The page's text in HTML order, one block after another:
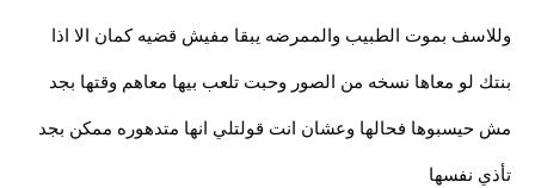
وللاسف بموت الطبيب والممرضه يبقا مفيش قضيه كمان الا اذا
بنتك لو معاها نسخه من الصور وحبت تلعب بيها معاهم وقتها بجد
مش حيسبوها فحالها وعشان انت قولتلي انها متدهوره ممكن بجد
تأذي نفسها